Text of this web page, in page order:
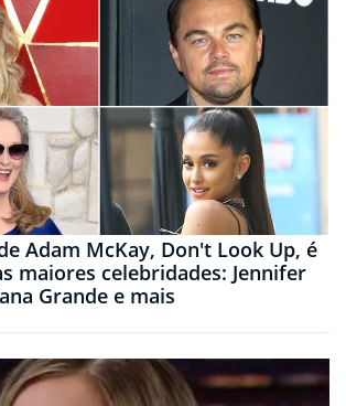
Adam McKay, Don't Look Up, é
maiores celebridades: Jennifer
Grande e mais